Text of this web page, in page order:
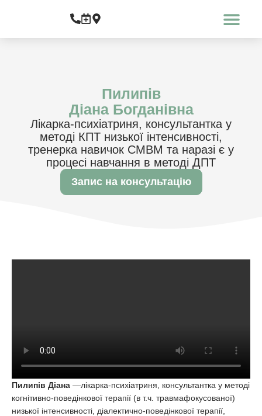
Пилипів
Діана Богданівна
Лікарка-психіатриня, консультантка у
методі КПТ низької інтенсивності,
тренерка навичок СМВМ та наразі є у
процесі навчання в методі ДПТ
Запис на консультацію
Пилипів Діана —лікарка-психіатриня, консультантка у методі
когнітивно-поведінкової терапії (в т.ч. травмафокусованої)
низької інтенсивності, діалектично-поведінкової терапії,